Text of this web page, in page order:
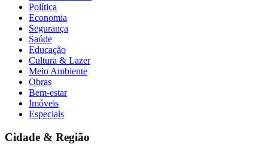
Política
Economia
Segurança
Saúde
Educação
Cultura & Lazer
Meio Ambiente
Obras
Bem-estar
Imóveis
Especiais
Cidade & Região